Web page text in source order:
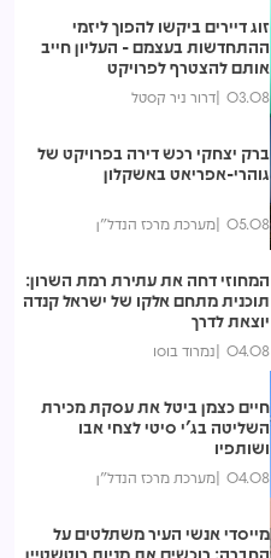
זוג דיירים ביקשו להפוך ליזמי
ההתחדשות בעצמם - העליון חייב
אותם להצטרף לפרויקט
03.08 דרור ניר קסטל
ברק יצחקי רכש דירה בפרויקט של
גוהרי-אפריאט באשקלון
05.08 מערכת מרכז הנדל"ן
המחוזי דחה את עתירת רמת השרון:
תוכנית מתחם אלקו של ישראל קנדה
יוצאת לדרך
04.08 נמרוד בוסו
חיים כצמן ביטל את עסקת מכירת
השליטה בג'י סיטי לצחי אבו
ושותפיו
04.08 מערכת מרכז הנדל"ן
מייסדי אנשי העיר משתלטים על
החברה: רוכשים את מניות רוטשטיין